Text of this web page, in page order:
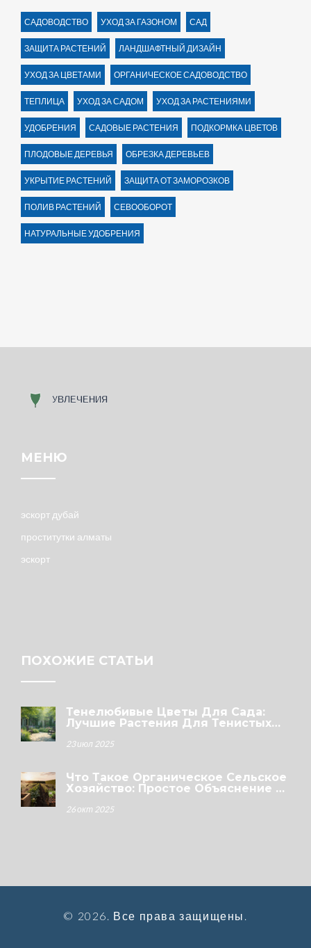
САДОВОДСТВО УХОД ЗА ГАЗОНОМ САД
ЗАЩИТА РАСТЕНИЙ ЛАНДШАФТНЫЙ ДИЗАЙН
УХОД ЗА ЦВЕТАМИ ОРГАНИЧЕСКОЕ САДОВОДСТВО
ТЕПЛИЦА УХОД ЗА САДОМ УХОД ЗА РАСТЕНИЯМИ
УДОБРЕНИЯ САДОВЫЕ РАСТЕНИЯ ПОДКОРМКА ЦВЕТОВ
ПЛОДОВЫЕ ДЕРЕВЬЯ ОБРЕЗКА ДЕРЕВЬЕВ
УКРЫТИЕ РАСТЕНИЙ ЗАЩИТА ОТ ЗАМОРОЗКОВ
ПОЛИВ РАСТЕНИЙ СЕВООБОРОТ
НАТУРАЛЬНЫЕ УДОБРЕНИЯ
МЕНЮ
эскорт дубай
проститутки алматы
эскорт
ПОХОЖИЕ СТАТЬИ
Тенелюбивые Цветы Для Сада:
Лучшие Растения Для Тенистых
23 июл 2025
Что Такое Органическое Сельское
Хозяйство: Простое Объяснение И
26 окт 2025
© 2026. Все права защищены.